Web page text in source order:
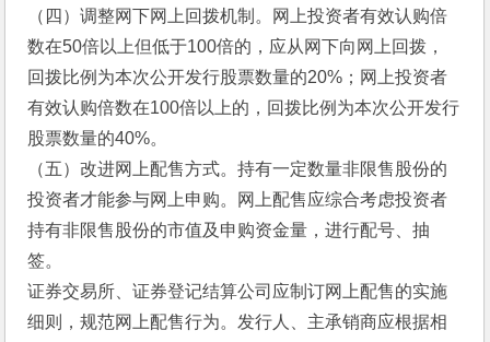
（四）调整网下网上回拨机制。网上投资者有效认购倍
数在50倍以上但低于100倍的，应从网下向网上回拨，
回拨比例为本次公开发行股票数量的20%；网上投资者
有效认购倍数在100倍以上的，回拨比例为本次公开发行
股票数量的40%。
（五）改进网上配售方式。持有一定数量非限售股份的
投资者才能参与网上申购。网上配售应综合考虑投资者
持有非限售股份的市值及申购资金量，进行配号、抽
签。
证券交易所、证券登记结算公司应制订网上配售的实施
细则，规范网上配售行为。发行人、主承销商应根据相